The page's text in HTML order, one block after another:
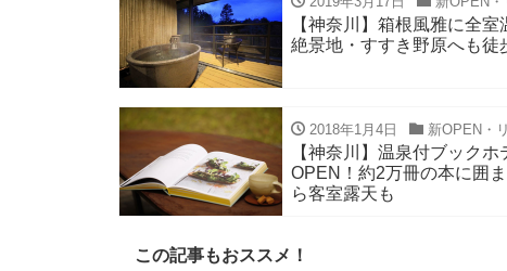
【神奈川】箱根風雅に全
絶景地・すすき野原へも徒
2018年1月4日 新OPEN・
【神奈川】温泉付ブック
OPEN！約2万冊の本に囲
ら客室露天も
この記事もおススメ！